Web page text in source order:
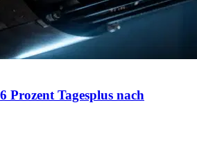
Prozent Tagesplus nach